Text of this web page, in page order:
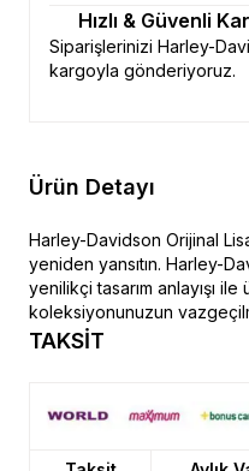
Hızlı & Güvenli
Siparişlerinizi Harley-
kargoyla gönderiyoruz.
Ürün Detayı
Harley-Davidson Orijinal
yeniden yansıtın. Harley-
yenilikçi tasarım anlayışı
koleksiyonunuzun
TAKSİT